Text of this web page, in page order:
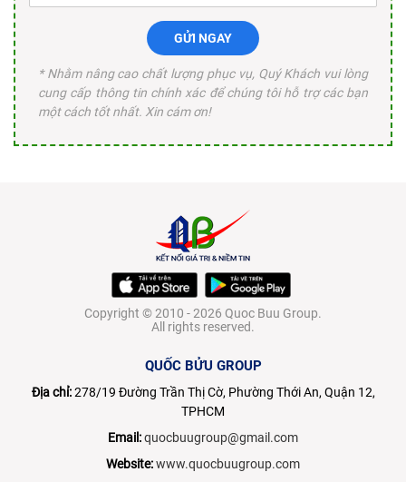
GỬI NGAY
* Nhằm nâng cao chất lượng phục vụ, Quý Khách vui lòng
cung cấp thông tin chính xác để chúng tôi hỗ trợ các bạn
một cách tốt nhất. Xin cám ơn!
Copyright © 2010 - 2026 Quoc Buu Group.
All rights reserved.
QUỐC BỬU GROUP
Địa chỉ:278/19 Đường Trần Thị Cờ, Phường Thới An, Quận 12,
TPHCM
Email:quocbuugroup@gmail.com
Website:www.quocbuugroup.com